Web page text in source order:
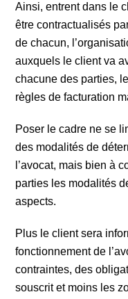
Ainsi, entrent dans le
être contractualisés
de chacun,
auxquels le client va
chacune des parties,
règles de facturation
Poser le cadre ne se
des modalités de
l’avocat, mais bien à
parties les modalités
aspects.
Plus le client sera
fonctionnement de
contraintes, des
souscrit et moins les